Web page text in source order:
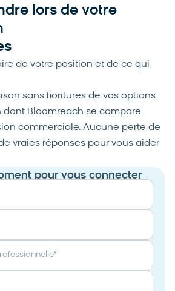
lors de votre
de votre position et de ce qui
sans fioritures de vos options
dont Bloomreach se compare.
commerciale. Aucune perte de
vraies réponses pour vous aider
pour vous connecter
*